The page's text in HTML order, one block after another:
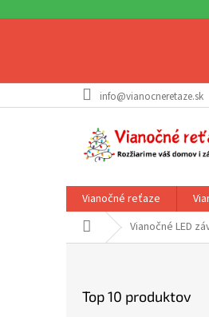
na
info@vianocneretaze.sk
Vianočné reťaze
DomovVianočné LED
Top 10 produktov